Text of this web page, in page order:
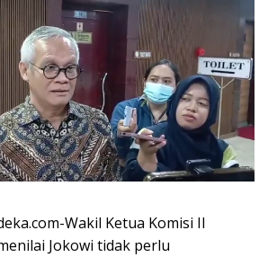
Wakil Ketua Komisi II
Jokowi tidak perlu